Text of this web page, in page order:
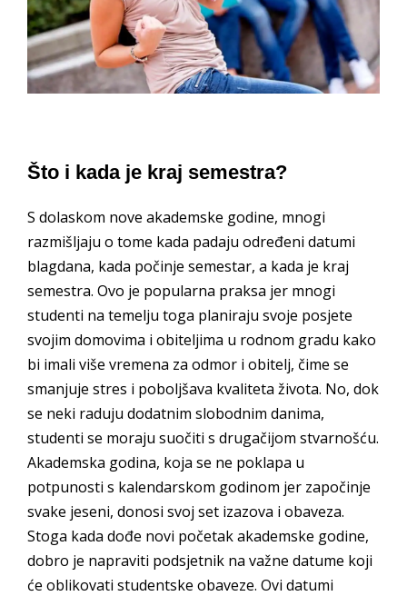
Što i kada je kraj semestra?
S dolaskom nove akademske godine, mnogi
razmišljaju o tome kada padaju određeni datumi
blagdana, kada počinje semestar, a kada je kraj
semestra. Ovo je popularna praksa jer mnogi
studenti na temelju toga planiraju svoje posjete
svojim domovima i obiteljima u rodnom gradu kako
bi imali više vremena za odmor i obitelj, čime se
smanjuje stres i poboljšava kvaliteta života. No, dok
se neki raduju dodatnim slobodnim danima,
studenti se moraju suočiti s drugačijom stvarnošću.
Akademska godina, koja se ne poklapa u
potpunosti s kalendarskom godinom jer započinje
svake jeseni, donosi svoj set izazova i obaveza.
Stoga kada dođe novi početak akademske godine,
dobro je napraviti podsjetnik na važne datume koji
će oblikovati studentske obaveze. Ovi datumi